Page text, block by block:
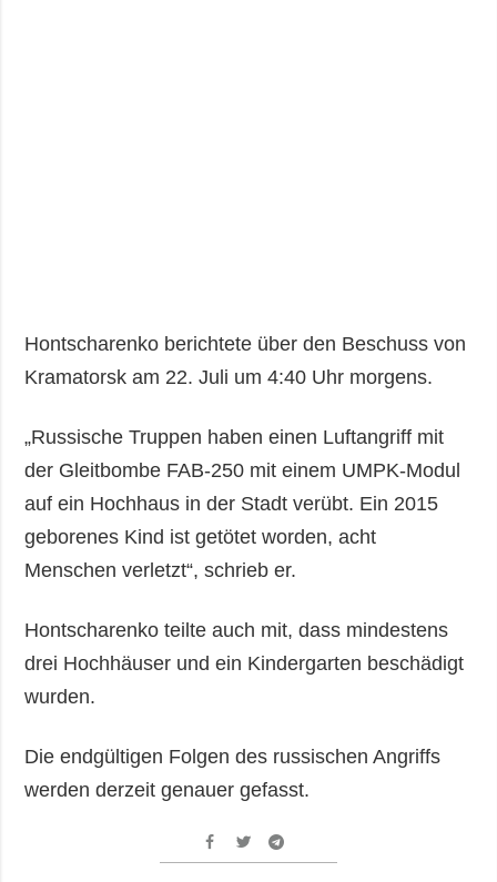
Hontscharenko berichtete über den Beschuss von
Kramatorsk am 22. Juli um 4:40 Uhr morgens.
„Russische Truppen haben einen Luftangriff mit
der Gleitbombe FAB-250 mit einem UMPK-Modul
auf ein Hochhaus in der Stadt verübt. Ein 2015
geborenes Kind ist getötet worden, acht
Menschen verletzt“, schrieb er.
Hontscharenko teilte auch mit, dass mindestens
drei Hochhäuser und ein Kindergarten beschädigt
wurden.
Die endgültigen Folgen des russischen Angriffs
werden derzeit genauer gefasst.